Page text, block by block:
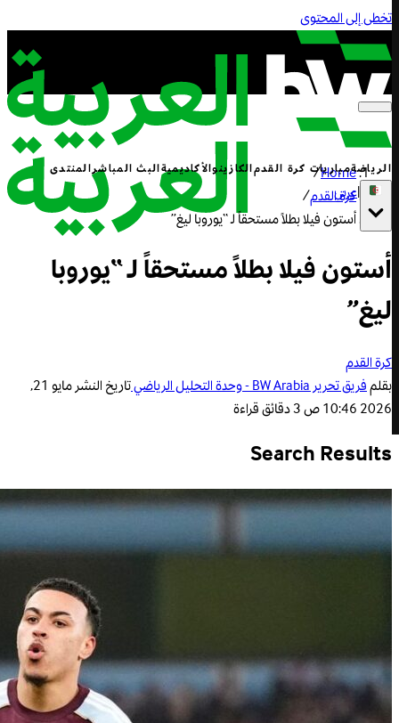
تخطى إلى المحتوى
الرياضةمباريات كرة القدمالكازينوالأكاديميةالبث المباشرالمنتدى
|عربي
Home
/
كرة القدم/
أستون فيلا بطلاً مستحقاً لـ “يوروبا ليغ”
أستون فيلا بطلاً مستحقاً لـ “يوروبا
ليغ”
كرة القدم
بقلمفريق تحرير BW Arabia - وحدة التحليل الرياضي تاريخ النشر
مايو 21,
2026 10:46 ص
3 دقائق قراءة
Search Results